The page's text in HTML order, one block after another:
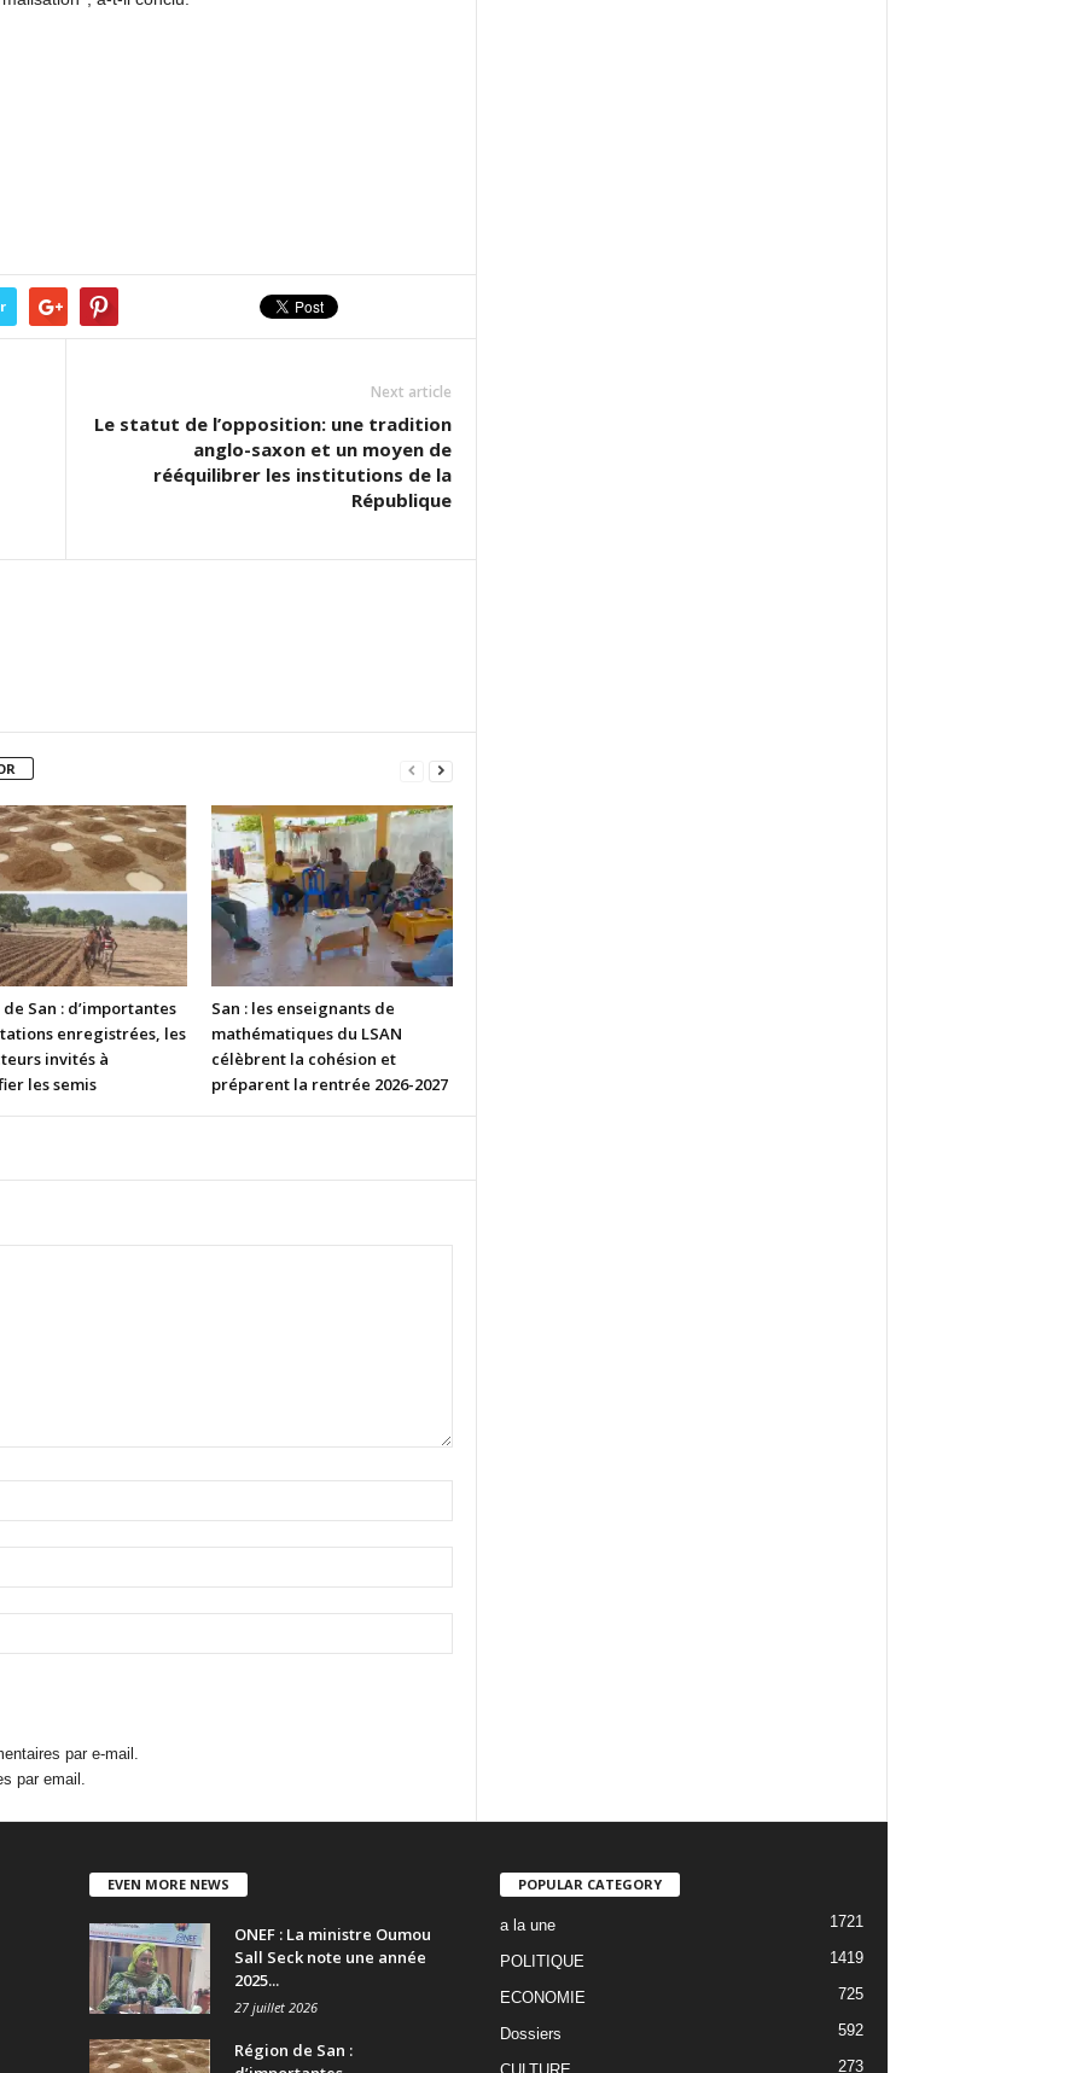
Next article
Le statut de l’opposition: une tradition
anglo-saxon et un moyen de
rééquilibrer les institutions de la
République
San : d’importantes
enregistrées, les
invités à
les semis
San : les enseignants de
mathématiques du LSAN
célèbrent la cohésion et
préparent la rentrée 2026-2027
par e-mail.
par email.
EVEN MORE NEWS
ONEF : La ministre Oumou
Sall Seck note une année
2025...
27 juillet 2026
Région de San :
POPULAR CATEGORY
a la une 1721
POLITIQUE 1419
ECONOMIE 725
Dossiers 592
273